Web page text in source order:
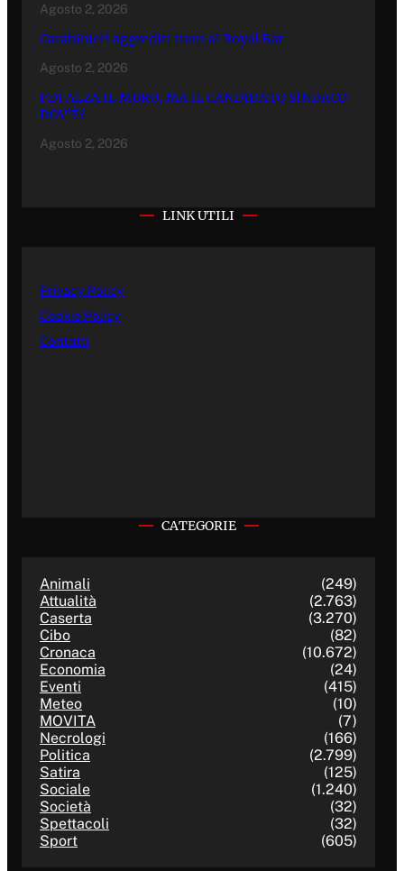
Agosto 2, 2026
Carabinieri aggrediti fuori al Royal Bar
Agosto 2, 2026
FDI ALZA IL MURO, MA IL CANDIDATO SINDACO
DOV’È?
Agosto 2, 2026
LINK UTILI
Privacy Policy
Cookie Policy
Contatti
CATEGORIE
Animali
(249)
Attualità
(2.763)
Caserta
(3.270)
Cibo
(82)
Cronaca
(10.672)
Economia
(24)
Eventi
(415)
Meteo
(10)
MOVITA
(7)
Necrologi
(166)
Politica
(2.799)
Satira
(125)
Sociale
(1.240)
Società
(32)
Spettacoli
(32)
Sport
(605)